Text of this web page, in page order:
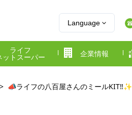
Language
ライフ
ットスーパー
企業情報
📣ライフの八百屋さんのミールKIT‼✨